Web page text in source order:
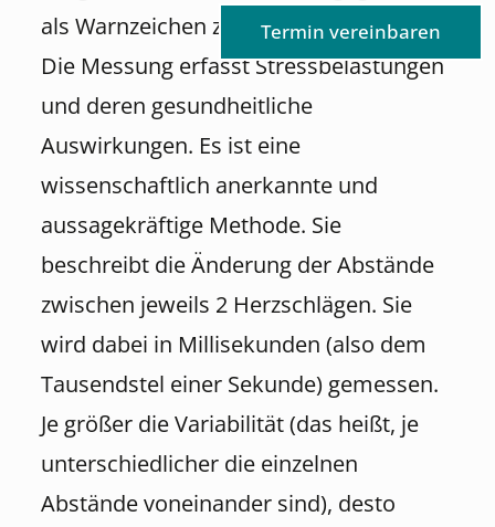
Termin vereinbaren
als Warnzeichen zu betrachten.
Die Messung erfasst Stressbelastungen
und deren gesundheitliche
Auswirkungen. Es ist eine
wissenschaftlich anerkannte und
aussagekräftige Methode. Sie
beschreibt die Änderung der Abstände
zwischen jeweils 2 Herzschlägen. Sie
wird dabei in Millisekunden (also dem
Tausendstel einer Sekunde) gemessen.
Je größer die Variabilität (das heißt, je
unterschiedlicher die einzelnen
Abstände voneinander sind), desto